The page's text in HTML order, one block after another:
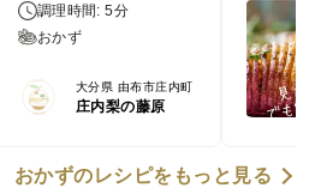
調理時間: 5分
おかず
大分県 由布市庄内町
庄内梨の藤原
おかずのレシピをもっと見る